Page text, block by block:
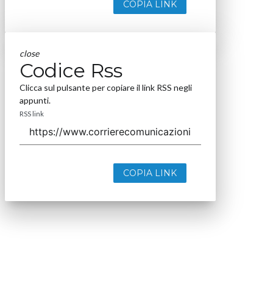
COPIA LINK
close
Codice Rss
Clicca sul pulsante per copiare il link RSS negli
appunti.
RSS link
COPIA LINK